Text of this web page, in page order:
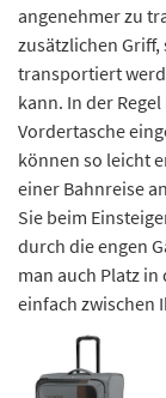
angenehmer zu
zusätzlichen
transportiert
kann. In der
Vordertasche
können so leicht
einer Bahnreise
Sie beim
durch die engen
man auch Platz
einfach zwischen